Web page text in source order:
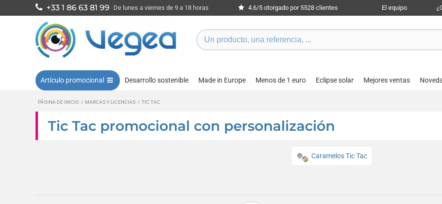
+33 1 86 63 81 99 De lunes a viernes de 9 a 18 horas 4.6/5 otorgado por 5528 clientes El equipo
Artículo promocional Desarrollo sostenible Made in Europe Menos de 1 euro Eclipse solar Mejores ventas
PÁGINA DE INICIO | MARCAS Y LICENCIAS | TIC TAC
Tic Tac promocional con personalización
Caramelos Tic Tac